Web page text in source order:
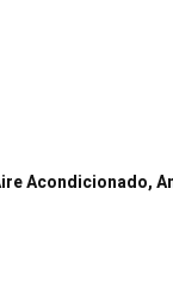
Acondicionado,